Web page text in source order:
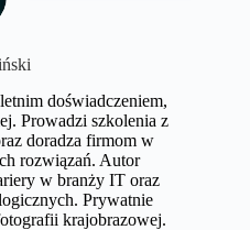
doświadczeniem,
Prowadzi szkolenia z
doradza firmom w
rozwiązań. Autor
w branży IT oraz
Prywatnie
krajobrazowej.